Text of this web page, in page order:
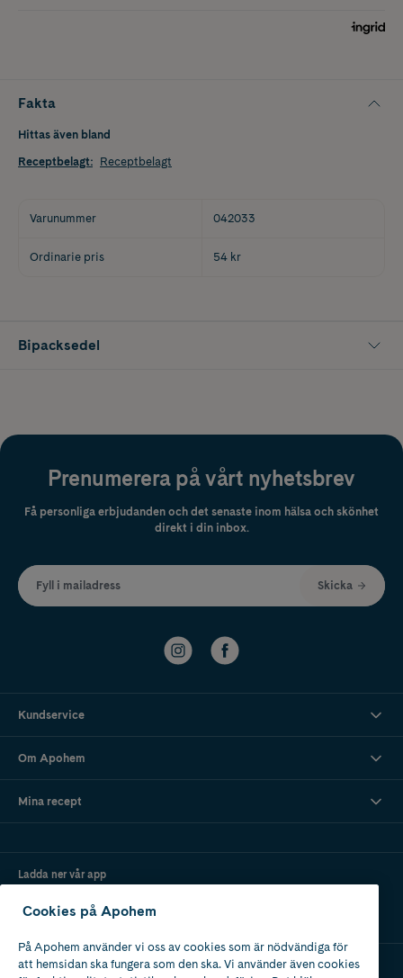
Fakta
Hittas även bland
Receptbelagt: Receptbelagt
Varunummer 042033
Ordinarie pris 54 kr
Bipacksedel
Prenumerera på vårt nyhetsbrev
Få personliga erbjudanden och det senaste inom hälsa och skönhet
direkt i din inbox.
Fyll i mailadress Skicka
Kundservice
Om Apohem
Mina recept
Ladda ner vår app
Cookies på Apohem
På Apohem använder vi oss av cookies som är nödvändiga för
att hemsidan ska fungera som den ska. Vi använder även cookies